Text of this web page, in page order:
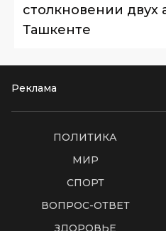
столкновении двух
Ташкенте
Реклама
ПОЛИТИКА
МИР
СПОРТ
ВОПРОС-ОТВЕТ
ЗДОРОВЬЕ